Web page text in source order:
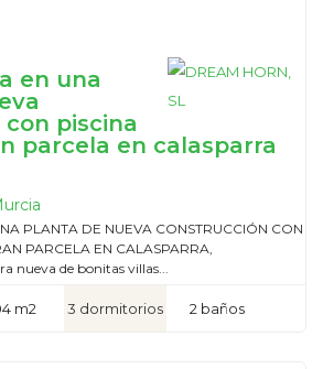
en una
piscina
parcela en calasparra
PLANTA DE NUEVA CONSTRUCCIÓN CON
PARCELA EN CALASPARRA,
nueva de bonitas villas...
m2 3 dormitorios 2 baños